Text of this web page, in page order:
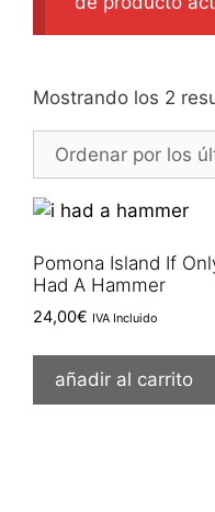
Mostrando los 2
Pomona Island If
Had A Hammer
24,00€ IVA Incluido
añadir al carrito